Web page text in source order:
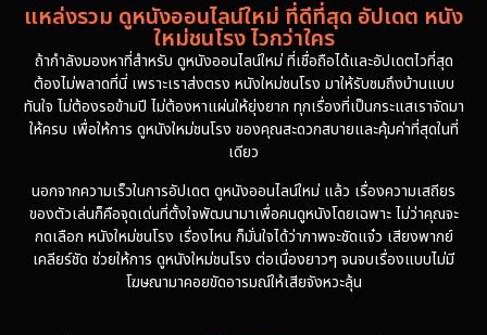
แหล่งรวม ดูหนังออนไลน์ใหม่ ที่ดีที่สุด อัปเดต หนัง
ใหม่ชนโรง ไวกว่าใคร
ถ้ากำลังมองหาที่สำหรับ ดูหนังออนไลน์ใหม่ ที่เชื่อถือได้และอัปเดตไวที่สุด
ต้องไม่พลาดที่นี่ เพราะเราส่งตรง หนังใหม่ชนโรง มาให้รับชมถึงบ้านแบบ
ทันใจ ไม่ต้องรอข้ามปี ไม่ต้องหาแผ่นให้ยุ่งยาก ทุกเรื่องที่เป็นกระแสเราจัดมา
ให้ครบ เพื่อให้การ ดูหนังใหม่ชนโรง ของคุณสะดวกสบายและคุ้มค่าที่สุดในที่
เดียว
นอกจากความเร็วในการอัปเดต ดูหนังออนไลน์ใหม่ แล้ว เรื่องความเสถียร
ของตัวเล่นก็คือจุดเด่นที่ตั้งใจพัฒนามาเพื่อคนดูหนังโดยเฉพาะ ไม่ว่าคุณจะ
กดเลือก หนังใหม่ชนโรง เรื่องไหน ก็มั่นใจได้ว่าภาพจะชัดแจ๋ว เสียงพากย์
เคลียร์ชัด ช่วยให้การ ดูหนังใหม่ชนโรง ต่อเนื่องยาวๆ จนจบเรื่องแบบไม่มี
โฆษณามาคอยขัดอารมณ์ให้เสียจังหวะลุ้น